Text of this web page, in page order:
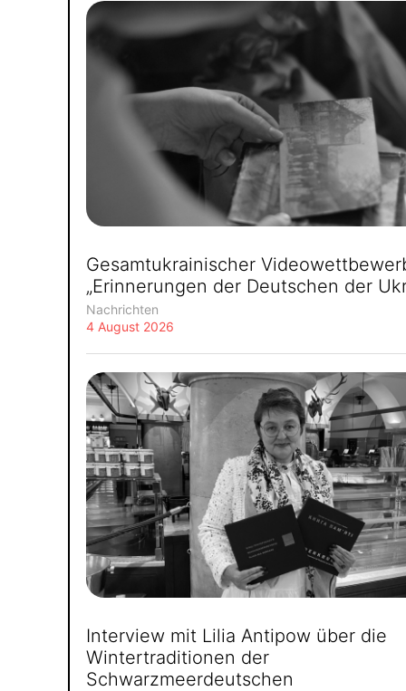
Gesamtukrainischer
„Erinnerungen der Deutschen der
Nachrichten
4 August 2026
Interview mit Lilia Antipow über die
Wintertraditionen der
Schwarzmeerdeutschen